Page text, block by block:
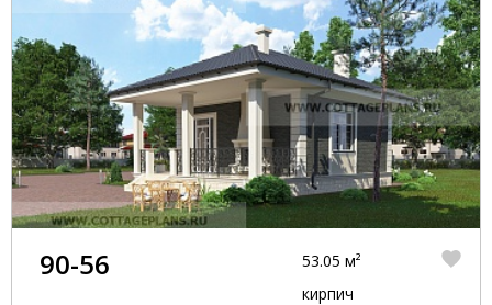
90-56
53.05 м²
кирпич